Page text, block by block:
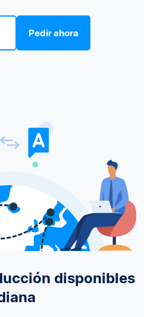
Pedir ahora
disponibles